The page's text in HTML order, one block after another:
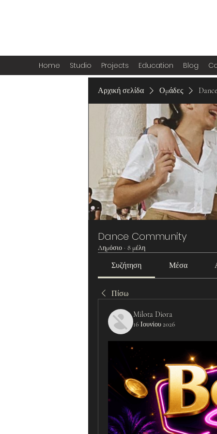
Home Studio Projects Education Blog
Αρχική σελίδα Ομάδες
Dance Community
Δημόσιο · 8 μέλη
Συζήτηση Μέσα
Πίσω
Milota Diora
16 Ιουνίου 2026